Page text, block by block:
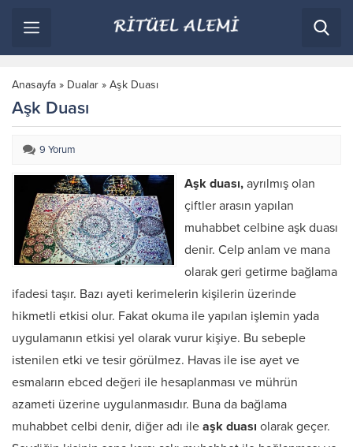
Anasayfa » Dualar » Aşk Duası
Aşk Duası
9 Yorum
Aşk duası, ayrılmış olan
çiftler arasın yapılan
muhabbet celbine aşk duası
denir. Celp anlam ve mana
olarak geri getirme bağlama
ifadesi taşır. Bazı ayeti kerimelerin kişilerin üzerinde
hikmetli etkisi olur. Fakat okuma ile yapılan işlemin yada
uygulamanın etkisi yel olarak vurur kişiye. Bu sebeple
istenilen etki ve tesir görülmez. Havas ile ise ayet ve
esmaların ebced değeri ile hesaplanması ve mührün
azameti üzerine uygulanmasıdır. Buna da bağlama
muhabbet celbi denir, diğer adı ile aşk duası olarak geçer.